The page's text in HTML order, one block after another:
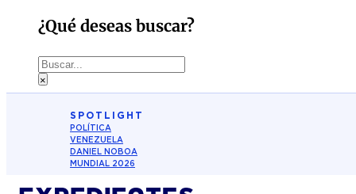
¿Qué deseas buscar?
Buscar
×
SPOTLIGHT
POLÍTICA
VENEZUELA
DANIEL NOBOA
MUNDIAL 2026